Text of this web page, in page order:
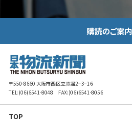
購読のご案内
〒550-8660 大阪市西区立売堀2−3−16
TEL:(06)6541-8048 FAX:(06)6541-8056
TOP